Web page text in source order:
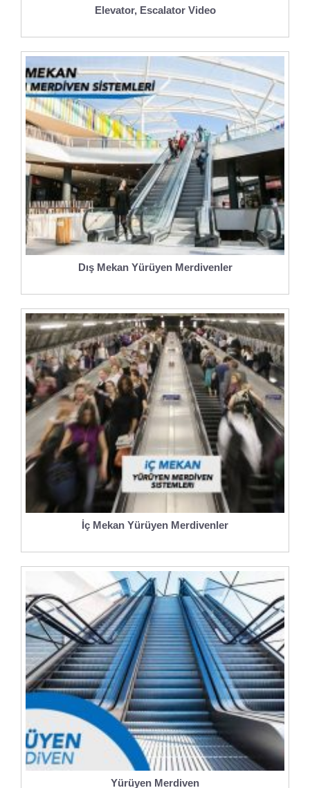
Elevator, Escalator Video
Dış Mekan Yürüyen Merdivenler
İç Mekan Yürüyen Merdivenler
Yürüyen Merdiven